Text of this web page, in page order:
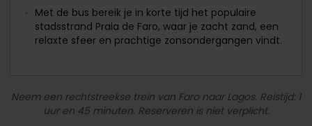
Met de bus bereik je in korte tijd het populaire
stadsstrand Praia de Faro, waar je zacht zand, een
relaxte sfeer en prachtige zonsondergangen vindt.
Neem een rechtstreekse trein van Faro naar Lagos. Reistijd: 1
uur en 45 minuten. Reserveren is niet verplicht.